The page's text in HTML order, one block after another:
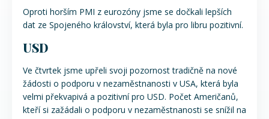
Oproti horším PMI z eurozóny jsme se dočkali lepších
dat ze Spojeného království, která byla pro libru pozitivní.
USD
Ve čtvrtek jsme upřeli svoji pozornost tradičně na nové
žádosti o podporu v nezaměstnanosti v USA, která byla
velmi překvapivá a pozitivní pro USD. Počet Američanů,
kteří si zažádali o podporu v nezaměstnanosti se snížil na